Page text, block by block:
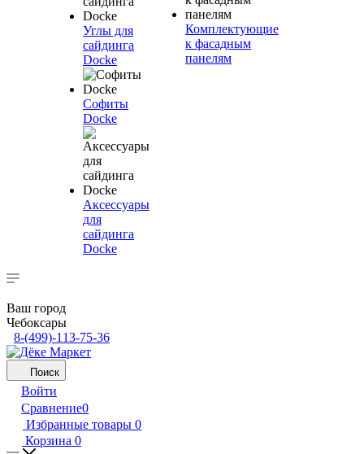
Углы для
сайдинга
Docke
Софиты
Docke
Аксессуары
для
сайдинга
Docke
Комплектующие
к фасадным
панелям
Ваш город
Чебоксары
8-(499)-113-75-36
Поиск
Войти
Сравнение0
Избранные товары 0
Корзина 0